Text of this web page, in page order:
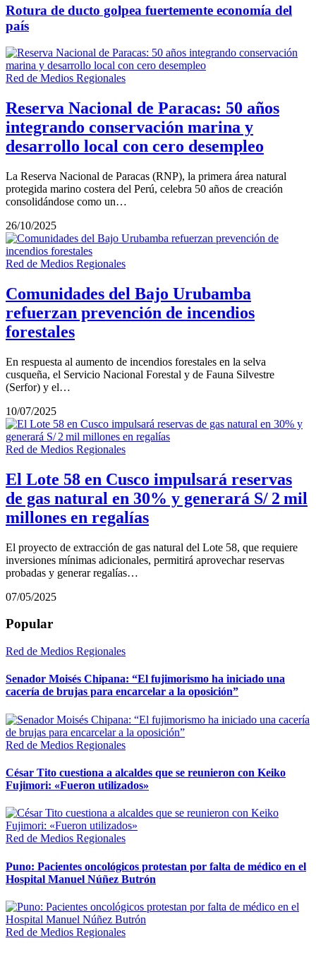
Rotura de ducto golpea fuertemente economía del
país
Red de Medios Regionales
Reserva Nacional de Paracas: 50 años
integrando conservación marina y
desarrollo local con cero desempleo
La Reserva Nacional de Paracas (RNP), la primera área natural
protegida marino costera del Perú, celebra 50 años de creación
consolidándose como un…
26/10/2025
Red de Medios Regionales
Comunidades del Bajo Urubamba
refuerzan prevención de incendios
forestales
En respuesta al aumento de incendios forestales en la selva
cusqueña, el Servicio Nacional Forestal y de Fauna Silvestre
(Serfor) y el…
10/07/2025
Red de Medios Regionales
El Lote 58 en Cusco impulsará reservas
de gas natural en 30% y generará S/ 2 mil
millones en regalías
El proyecto de extracción de gas natural del Lote 58, que requiere
inversiones mínimas adicionales, permitirá aprovechar reservas
probadas y generar regalías…
07/05/2025
Popular
Red de Medios Regionales
Senador Moisés Chipana: “El fujimorismo ha iniciado una
cacería de brujas para encarcelar a la oposición”
Red de Medios Regionales
César Tito cuestiona a alcaldes que se reunieron con Keiko
Fujimori: «Fueron utilizados»
Red de Medios Regionales
Puno: Pacientes oncológicos protestan por falta de médico en el
Hospital Manuel Núñez Butrón
Red de Medios Regionales